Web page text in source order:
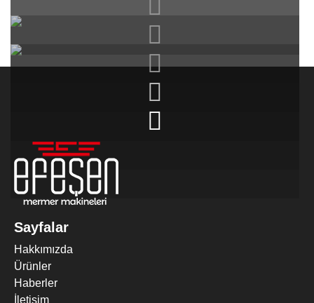
2 KAFALI EBATLAMA MAKINESI
(Trimming)
Sayfalar
Hakkımızda
Ürünler
Haberler
İletişim